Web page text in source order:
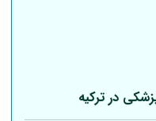
در ترکیه